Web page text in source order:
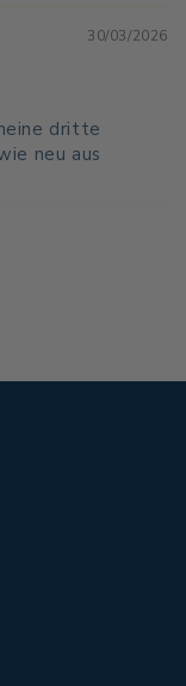
30/03/2026
dritte
neu aus